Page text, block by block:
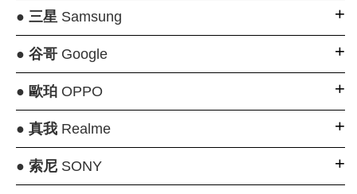
● 三星 Samsung
● 谷哥Google
● 歐珀OPPO
● 真我Realme
● 索尼SONY